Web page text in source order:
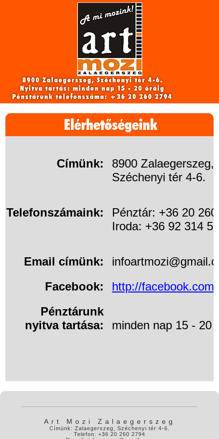
8900 Zalaegerszeg, Széchenyi tér 4-6.
Nyitva tartás: minden nap 15 - 20 óráig
Pénztárunk telefonszáma: +36 20 260 2794
Elérhetőségeink
Címünk:
8900 Zalaegerszeg,
Széchenyi tér 4-6.
Telefonszámaink:
Pénztár: +36 20
Iroda: +36 92 314
Email címünk: infoartmozi@gmail.c
Facebook:
http://
Pénztárunk
nyitva tartása:
minden nap 15 - 20
Art Mozi Zalaegerszeg
Címünk: Zalaegerszeg, Széchenyi tér 4-6.
Telefon: +36 20 260 2794